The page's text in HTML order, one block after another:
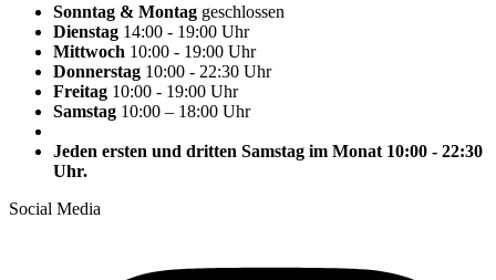
Sonntag & Montag geschlossen
Dienstag 14:00 - 19:00 Uhr
Mittwoch 10:00 - 19:00 Uhr
Donnerstag 10:00 - 22:30 Uhr
Freitag 10:00 - 19:00 Uhr
Samstag 10:00 – 18:00 Uhr
Jeden ersten und dritten Samstag im Monat 10:00 - 22:30
Uhr.
Social Media